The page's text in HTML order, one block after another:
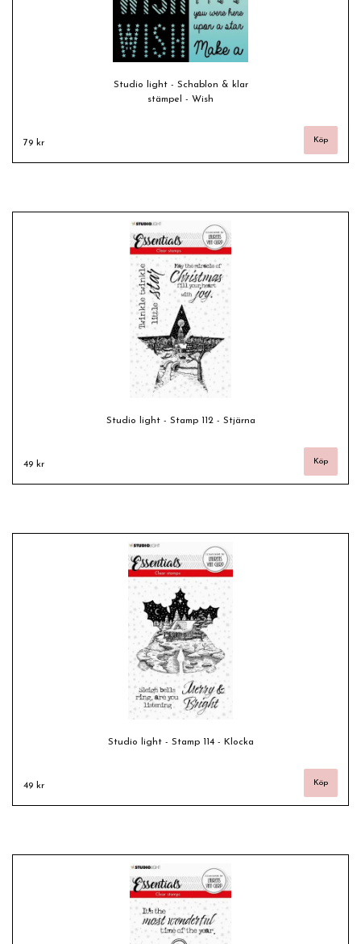
Studio light - Schablon & klar
stämpel - Wish
79 kr
Studio light - Stamp 112 - Stjärna
49 kr
Studio light - Stamp 114 - Klocka
49 kr